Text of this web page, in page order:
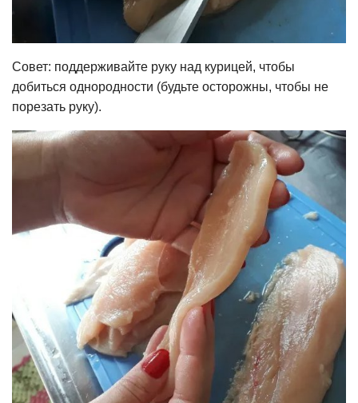
Совет: поддерживайте руку над курицей, чтобы
добиться однородности (будьте осторожны, чтобы не
порезать руку).